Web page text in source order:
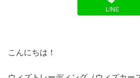
LINE
こんにちは！